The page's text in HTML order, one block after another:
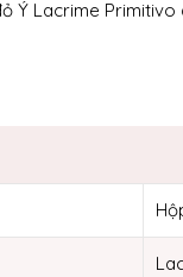
Ý Lacrime